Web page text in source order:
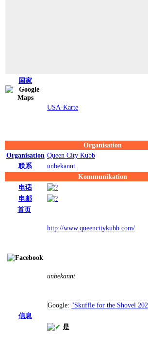
国家
USA-Karte
Organisation
Organisation Queen City Kubb
联系
unbekannt
Kommunikation
电话
电邮
首页
http://www.queencitykubb.com/
unbekannt
Google: "Skuffle for the Shovel
信息
是